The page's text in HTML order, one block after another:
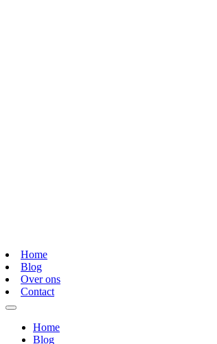
Home
Blog
Over ons
Contact
Home
Blog